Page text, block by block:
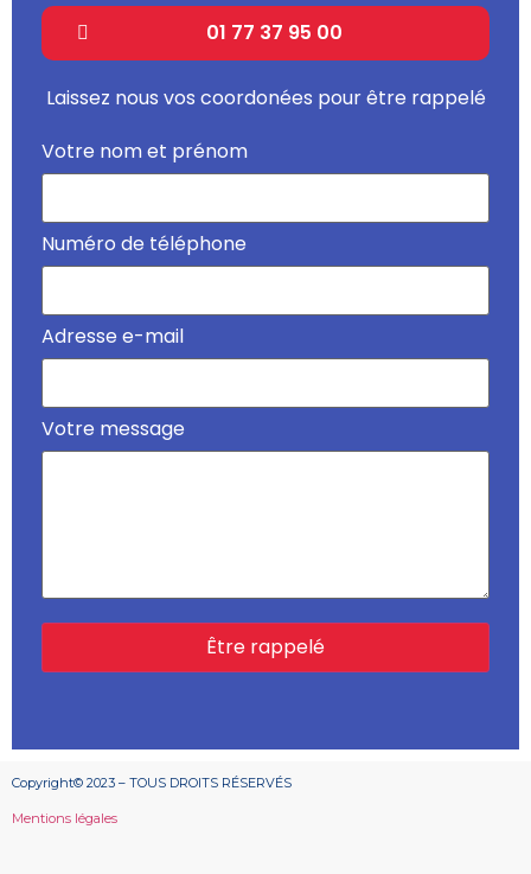
01 77 37 95 00
Laissez nous vos coordonées pour être rappelé
Votre nom et prénom
Numéro de téléphone
Adresse e-mail
Votre message
Copyright© 2023 – TOUS DROITS RÉSERVÉS
Mentions légales